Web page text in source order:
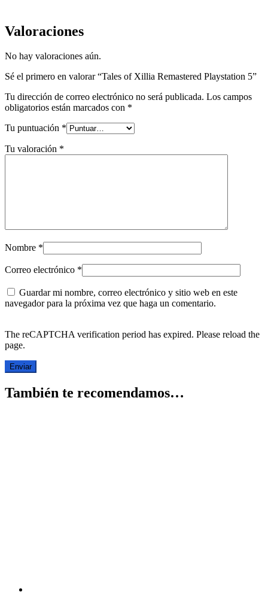
Valoraciones
No hay valoraciones aún.
Sé el primero en valorar “Tales of Xillia Remastered Playstation 5”
Tu dirección de correo electrónico no será publicada. Los campos
obligatorios están marcados con *
Tu puntuación *
Tu valoración *
Nombre *
Correo electrónico *
Guardar mi nombre, correo electrónico y sitio web en este
navegador para la próxima vez que haga un comentario.
The reCAPTCHA verification period has expired. Please reload the
page.
También te recomendamos…